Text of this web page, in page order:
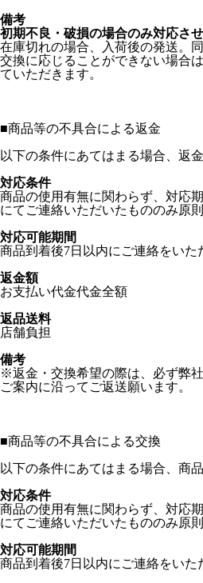
備考
初期不良・破損の場合のみ対応さ
在庫切れの場合、入荷後の発送。
交換に応じることができない場合
ていただきます。
■商品等の不具合による返金
以下の条件にあてはまる場合、返金
対応条件
商品の使用有無に関わらず、対応
にてご連絡いただいたもののみ原
対応可能期間
商品到着後7日以内にご連絡をいた
返金額
お支払い代金代金全額
返品送料
店舗負担
備考
※返金・交換希望の際は、必ず弊
ご案内に沿ってご返送願います。
■商品等の不具合による交換
以下の条件にあてはまる場合、商
対応条件
商品の使用有無に関わらず、対応
にてご連絡いただいたもののみ原
対応可能期間
商品到着後7日以内にご連絡をいた